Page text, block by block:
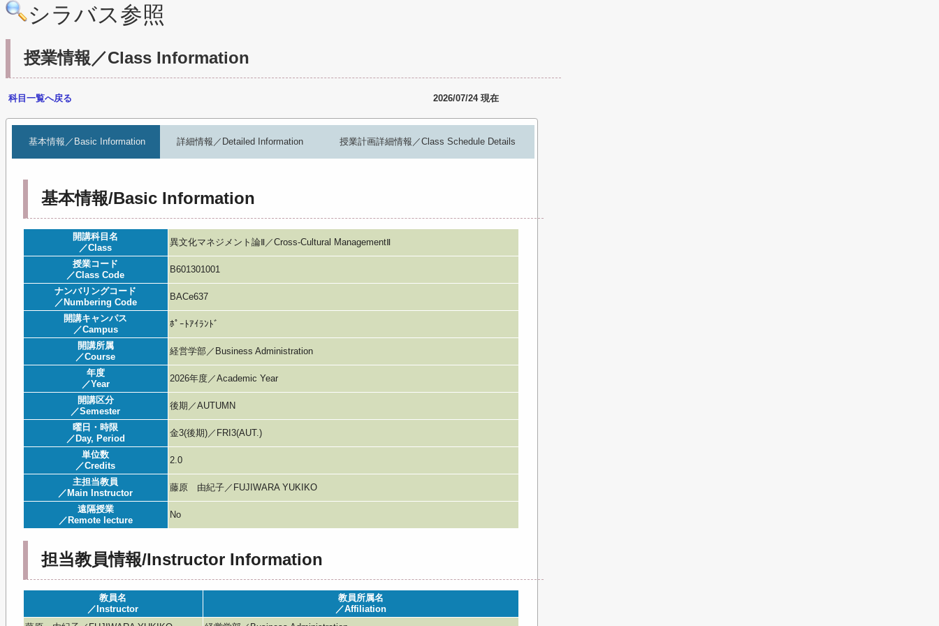
シラバス参照
授業情報／Class Information
科目一覧へ戻る 2026/07/24 現在
基本情報／Basic Information 詳細情報／Detailed Information 授業計画詳細情報／Class Schedule Details
基本情報/Basic Information
開講科目名
／Class
異文化マネジメント論Ⅱ／Cross-Cultural ManagementⅡ
授業コード
／Class Code
B601301001
ナンバリングコード
／Numbering Code
BACe637
開講キャンパス
／Campus
ﾎﾟｰﾄｱｲﾗﾝﾄﾞ
開講所属
／Course
経営学部／Business Administration
年度
／Year
2026年度／Academic Year
開講区分
／Semester
後期／AUTUMN
曜日・時限
／Day, Period
金3(後期)／FRI3(AUT.)
単位数
／Credits
2.0
主担当教員
／Main Instructor
藤原 由紀子／FUJIWARA YUKIKO
遠隔授業
／Remote lecture
No
担当教員情報/Instructor Information
教員名
／Instructor
教員所属名
／Affiliation